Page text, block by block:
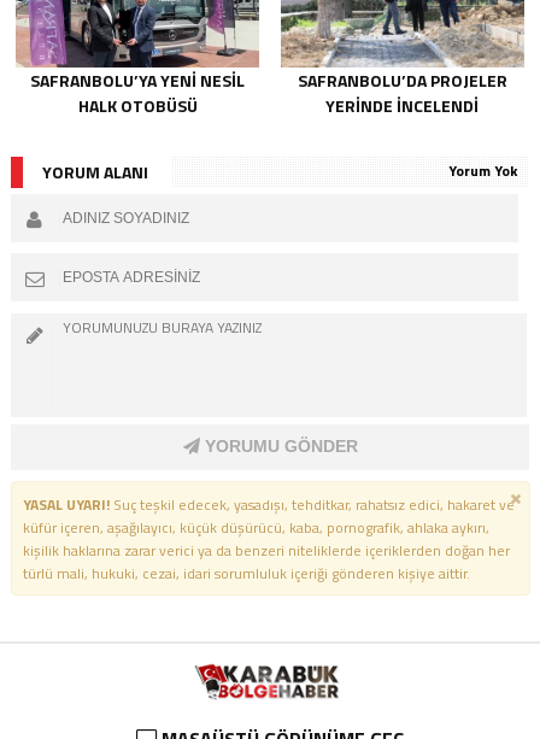
SAFRANBOLU’YA YENİ NESİL
HALK OTOBÜSÜ
SAFRANBOLU’DA PROJELER
YERİNDE İNCELENDİ
YORUM ALANI Yorum Yok
YORUMU GÖNDER
YASAL UYARI!Suç teşkil edecek, yasadışı, tehditkar, rahatsız edici, hakaret ve
küfür içeren, aşağılayıcı, küçük düşürücü, kaba, pornografik, ahlaka aykırı,
kişilik haklarına zarar verici ya da benzeri niteliklerde içeriklerden doğan her
türlü mali, hukuki, cezai, idari sorumluluk içeriği gönderen kişiye aittir.